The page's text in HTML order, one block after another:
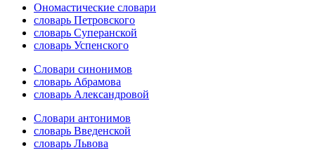
Ономастические словари
словарь Петровского
словарь Суперанской
словарь Успенского
Словари синонимов
словарь Абрамова
словарь Александровой
Словари антонимов
словарь Введенской
словарь Львова